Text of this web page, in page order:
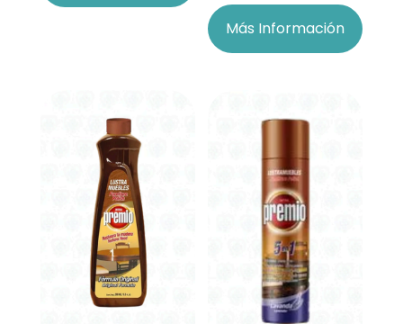
Más Información